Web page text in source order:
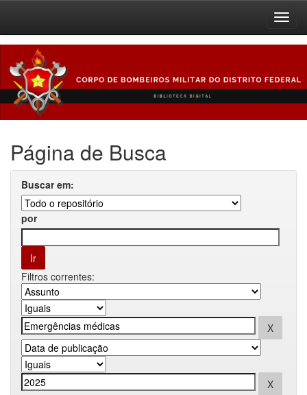
navigation
Página de Busca
Buscar em:
por
Filtros correntes: